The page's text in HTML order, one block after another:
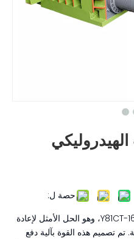
حصة ل:
نقدم لكم مكبس النفايات المعدني Y81CT-160، وهو الحل الأمثل لإعادة
تم تصميم هذه القوة بآلية دفع